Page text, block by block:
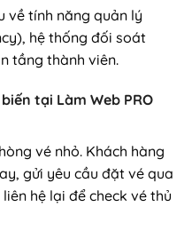
về tính năng quản lý
hệ thống đối soát
tầng thành viên.
tại Làm Web PRO
vé nhỏ. Khách hàng
gửi yêu cầu đặt vé qua
hệ lại để check vé thủ